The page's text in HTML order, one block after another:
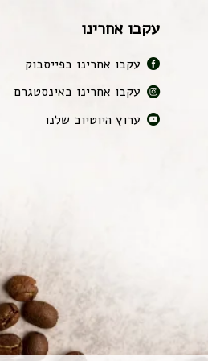
עקבו אחרינו
עקבו אחרינו בפייסבוק
עקבו אחרינו באינסטגרם
ערוץ היוטיוב שלנו